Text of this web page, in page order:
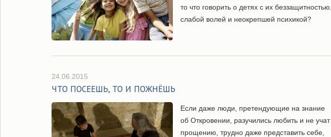
то что говорить о детях с их беззащитностью,
слабой волей и неокрепшей психикой?
24.06.2015
ЧТО ПОСЕЕШЬ, ТО И ПОЖНЁШЬ
Если даже люди, претендующие на знание
об Откровении, разучились любить и не учат
прощению, трудно даже представить себе,